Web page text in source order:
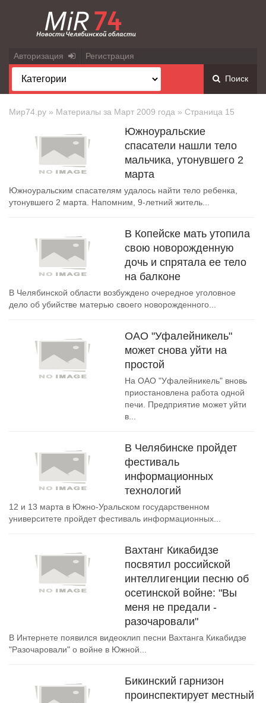
Авторизация Регистрация
Поиск
Мир74.ру » Материалы за Март 2009 года » Страница 15
Южноуральские
спасатели нашли тело
мальчика, утонувшего 2
марта
Южноуральским спасателям удалось найти тело ребенка,
утонувшего 2 марта. Напомним, 9-летний житель...
В Копейске мать утопила
свою новорожденную
дочь и спрятала ее тело
на балконе
В Челябинской области возбуждено очередное уголовное
дело об убийстве матерью своего новорожденного...
ОАО "Уфалейникель"
может снова уйти на
простой
На ОАО "Уфалейникель" вновь
приостановлена работа одной
печи. Предприятие может уйти
в...
В Челябинске пройдет
фестиваль
информационных
технологий
12 и 13 марта в Южно-Уральском государственном
университете пройдет фестиваль информационных...
Вахтанг Кикабидзе
посвятил российской
интеллигенции песню об
осетинской войне: "Вы
меня не предали -
разочаровали"
В Интернете появился видеоклип песни Вахтанга Кикабидзе
"Разочаровали" о войне в Южной...
Бикинский гарнизон
проинспектирует местный